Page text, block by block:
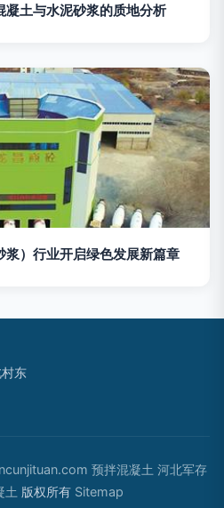
凝土与水泥砂浆的质地分析
浆）行业开启绿色发展新篇章
东
预拌混凝土 河北军存
土 版权所有 Sitemap